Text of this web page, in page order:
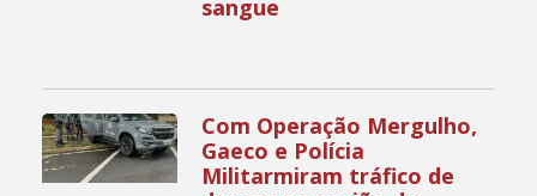
sangue
Com Operação Mergulho,
Gaeco e Polícia
Militarmiram tráfico de